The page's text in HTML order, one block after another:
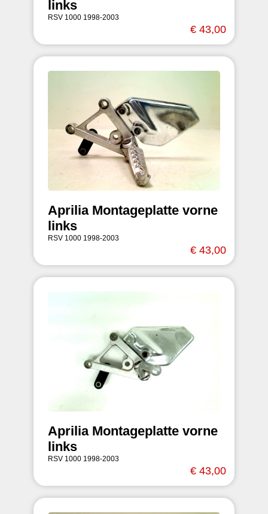
links
RSV 1000 1998-2003
€ 43,00
Aprilia Montageplatte vorne
links
RSV 1000 1998-2003
€ 43,00
Aprilia Montageplatte vorne
links
RSV 1000 1998-2003
€ 43,00